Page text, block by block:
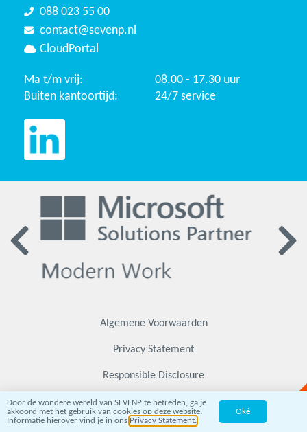
088 023 55 00
contact@sevenp.nl
CloudPortal
Ma t/m vrij:
08.00 - 17.30 uur
Buiten kantoortijd:
24/7 service
Algemene Voorwaarden
Privacy Statement
Responsible Disclosure
Door de wondere wereld van SEVENP te betreden, ga je
akkoord met het gebruik van cookies op deze website.
Informatie hierover vind je in ons Privacy Statement.
Oké